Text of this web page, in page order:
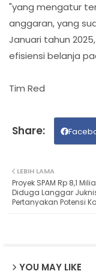
"yang mengatur
anggaran, yang
Januari tahun
efisiensi belanja
Tim Red
LEBIH LAMA
Proyek SPAM Rp 8,1
Diduga Langgar
Pertanyakan Potensi
YOU MAY LIKE